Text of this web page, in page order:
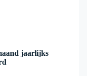
jaarlijks